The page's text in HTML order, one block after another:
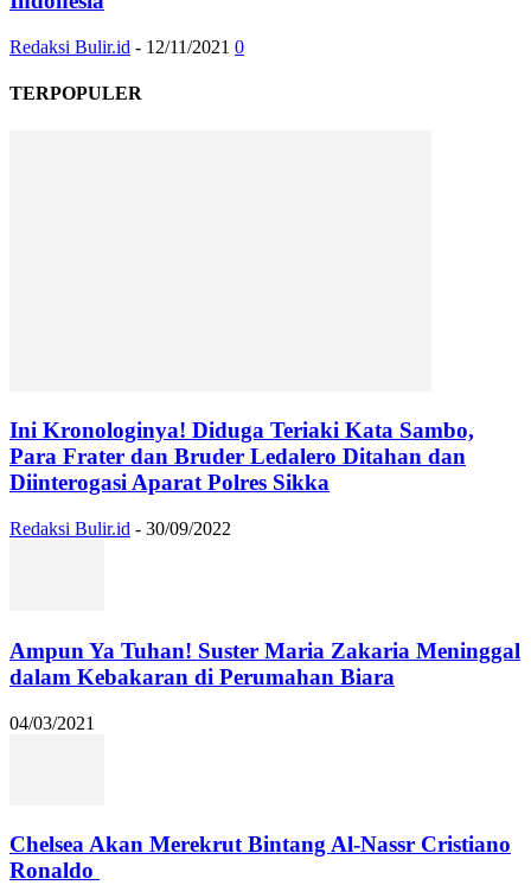
Redaksi Bulir.id - 12/11/2021 0
TERPOPULER
Ini Kronologinya! Diduga Teriaki Kata Sambo,
Para Frater dan Bruder Ledalero Ditahan dan
Diinterogasi Aparat Polres Sikka
Redaksi Bulir.id - 30/09/2022
Ampun Ya Tuhan! Suster Maria Zakaria Meninggal
dalam Kebakaran di Perumahan Biara
04/03/2021
Chelsea Akan Merekrut Bintang Al-Nassr Cristiano
Ronaldo